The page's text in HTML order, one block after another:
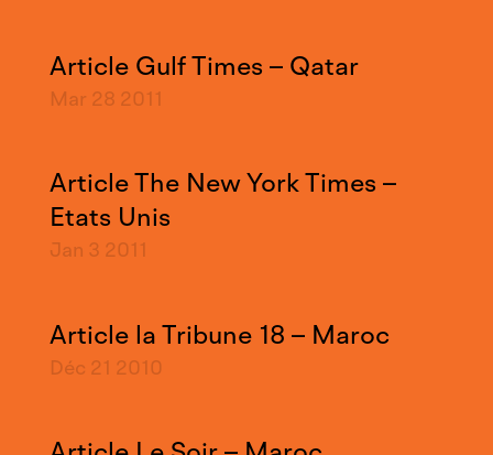
Article Gulf Times – Qatar
Mar 28 2011
Article The New York Times –
Etats Unis
Jan 3 2011
Article la Tribune 18 – Maroc
Déc 21 2010